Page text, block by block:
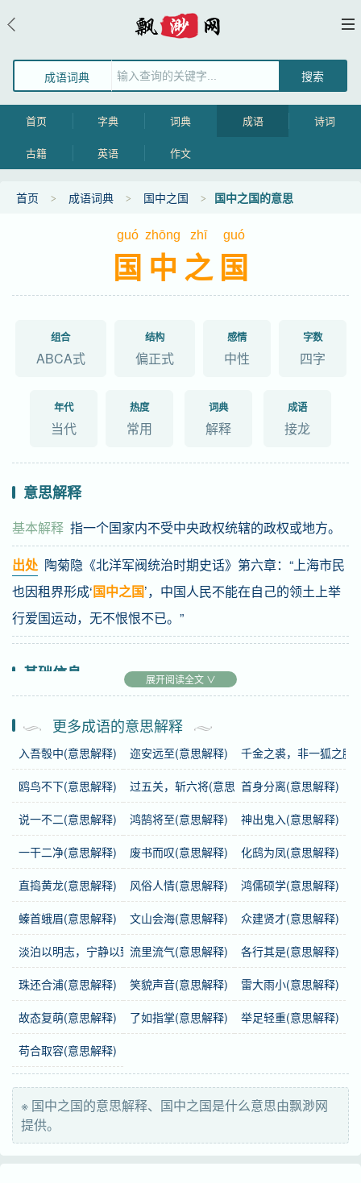
成语词典
首页 字典 词典 成语 诗词
古籍 英语 作文
首页 成语词典 国中之国 国中之国的意思
guó zhōng zhī guó
国中之国
组合
ABCA式
结构
偏正式
感情
中性
字数
四字
年代
当代
热度
常用
词典
解释
成语
接龙
意思解释
基本解释 指一个国家内不受中央政权统辖的政权或地方。
出处 陶菊隐《北洋军阀统治时期史话》第六章：“上海市民
也因租界形成‘国中之国’，中国人民不能在自己的领土上举
行爱国运动，无不恨恨不已。”
基础信息
注音 ㄍㄨㄛˊ ㄓㄨㄥ ㄓ ㄍㄨㄛˊ
繁体 國中之國
感情 国中之国是中性词。
用法 作宾语；用于口语。
近义词 独立王国
英语 a state within a state
字义分解
guó
国
zhōng zhòng zhī
guó
国
展开阅读全文 ∨
更多成语的意思解释
入吾彀中(意思解释) 迩安远至(意思解释) 千金之裘，非一狐之腋
鸥鸟不下(意思解释) 过五关，斩六将(意思解释)首身分离(意思解释)
说一不二(意思解释) 鸿鹄将至(意思解释) 神出鬼入(意思解释)
一干二净(意思解释) 废书而叹(意思解释) 化鸱为凤(意思解释)
直捣黄龙(意思解释) 风俗人情(意思解释) 鸿儒硕学(意思解释)
螓首蛾眉(意思解释) 文山会海(意思解释) 众建贤才(意思解释)
淡泊以明志，宁静以致远(意思解释)
流里流气(意思解释) 各行其是(意思解释)
珠还合浦(意思解释) 笑貌声音(意思解释) 雷大雨小(意思解释)
故态复萌(意思解释) 了如指掌(意思解释) 举足轻重(意思解释)
苟合取容(意思解释)
※ 国中之国的意思解释、国中之国是什么意思由飘渺网
提供。